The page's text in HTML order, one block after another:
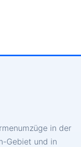
in der
Gebiet und in